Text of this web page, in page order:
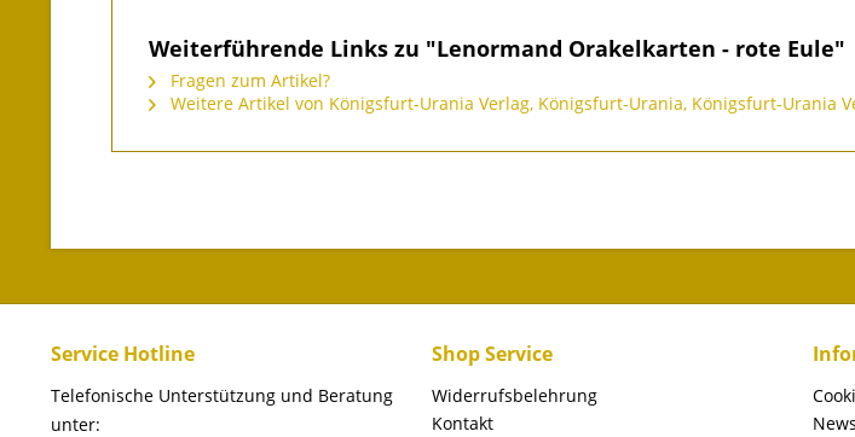
Weiterführende Links zu "Lenormand Orakelkarten - rote Eule"
Fragen zum Artikel?
Weitere Artikel von Königsfurt-Urania Verlag, Königsfurt-Urania, Königsfurt-Urania
Service Hotline
Telefonische Unterstützung und Beratung
unter:
Shop Service
Widerrufsbelehrung
Kontakt